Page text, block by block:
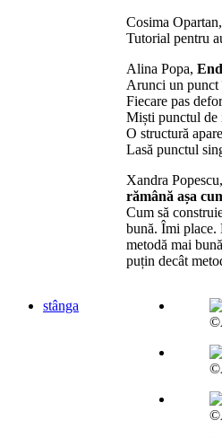
Cosima Opartan,
Tutorial pentru
Alina Popa,
Arunci un punct
Fiecare pas
Miști punctul de
O structură
Lasă punctul
Xandra Popescu,
rămână așa
Cum să
bună. Îmi place.
metodă mai
puțin decât
stânga